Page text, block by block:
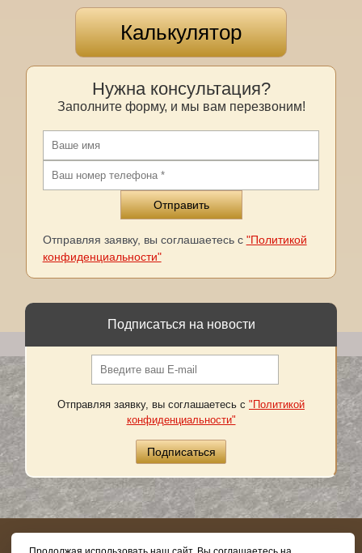
Калькулятор
Нужна консультация?
Заполните форму, и мы вам перезвоним!
Отправляя заявку, вы соглашаетесь с "Политикой
конфиденциальности"
Подписаться на новости
Отправляя заявку, вы соглашаетесь с "Политикой
конфиденциальности"
8 (800) 505-03-62